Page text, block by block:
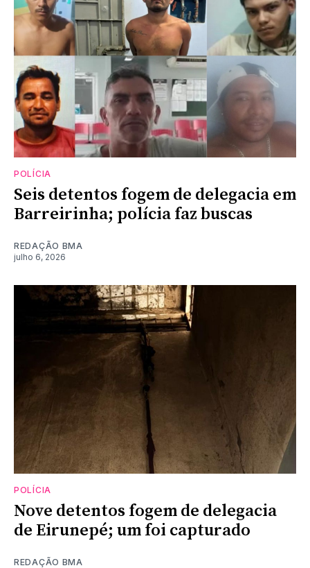
POLÍCIA
Seis detentos fogem de delegacia em
Barreirinha; polícia faz buscas
REDAÇÃO BMA
julho 6, 2026
POLÍCIA
Nove detentos fogem de delegacia
de Eirunepé; um foi capturado
REDAÇÃO BMA